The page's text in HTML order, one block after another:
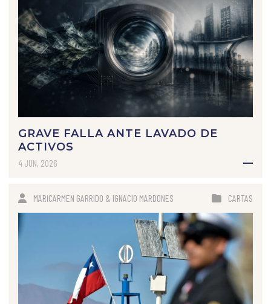
GRAVE FALLA ANTE LAVADO DE
ACTIVOS
4 JUN, 2026
MARICARMEN GARRIDO & IGNACIO MARDONES CARTAS